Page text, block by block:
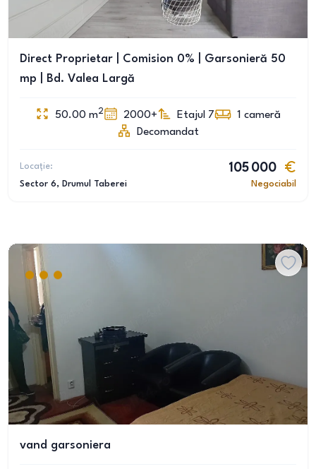
Direct Proprietar | Comision 0% | Garsonieră 50
mp | Bd. Valea Largă
50.00 m2 2000+ Etajul 7 1 cameră
Decomandat
Locație:
Sector 6, Drumul Taberei
105 000
Negociabil
vand garsoniera